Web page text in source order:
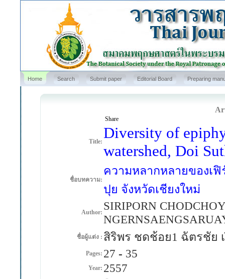
Home Search Submit paper Editorial Board Preparing
Share
Title: Diversity of
watershed, Doi
ชื่อบทความ:
ความหลากหลายของเ
ปุย จังหวัดเชียงใหม่
Author: SIRIPORN
ชื่อผู้แต่ง : สิริพร ชดช้อย1 ฉัตรชัย
Pages: 27 - 35
Year: 2557